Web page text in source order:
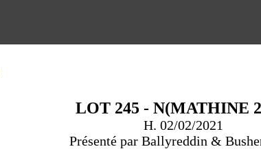
LOT 245 - N(MATHINE
H. 02/02/2021
Présenté par Ballyreddin &